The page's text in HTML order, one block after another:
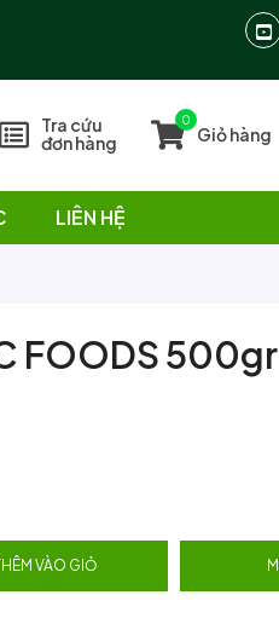
Tra cứu
đơn hàng
0
Giỏ hàng
LIÊN HỆ
FOODS 500gr
VÀO GIỎ